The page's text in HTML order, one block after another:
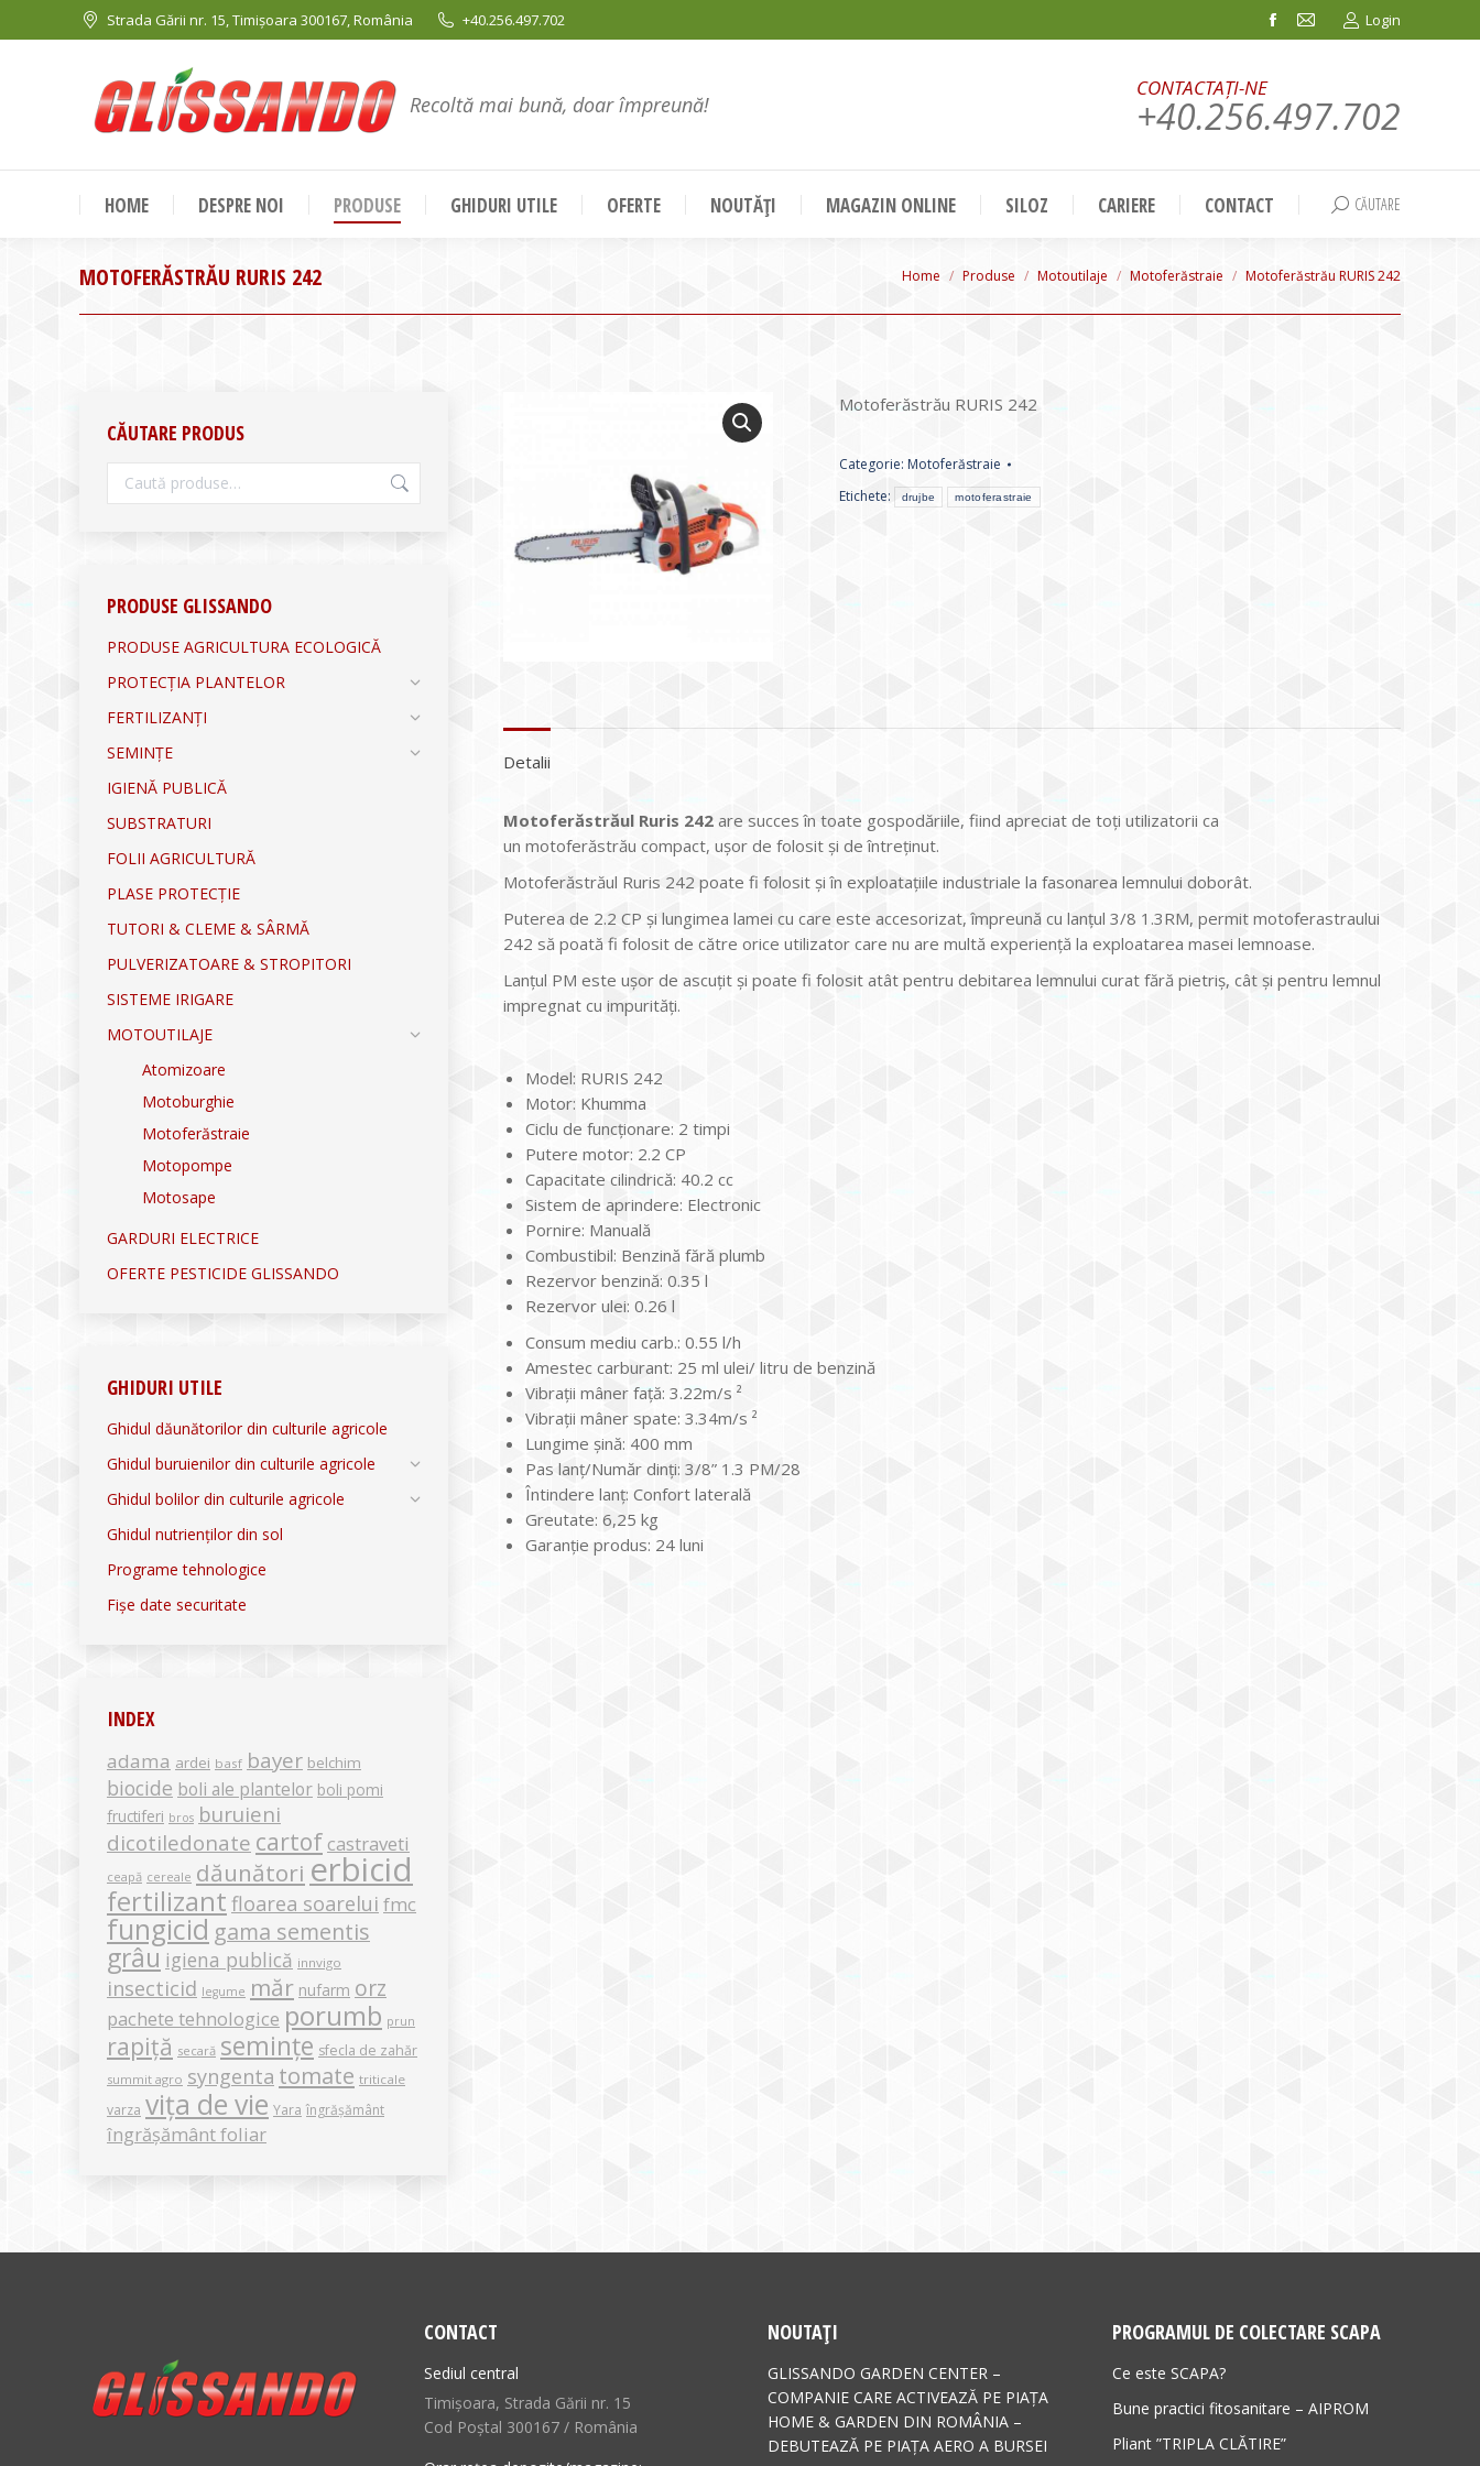
Strada Gării nr. 15, Timișoara 300167, România +40.256.497.702
Facebook
in
window
Mail
in
window
Login
Recoltă mai bună, doar împreună!
CONTACTAȚI-NE
+40.256.497.702
HOME DESPRE NOI PRODUSE GHIDURI UTILE OFERTE NOUTĂȚI MAGAZIN ONLINE SILOZ CARIERE CONTACT Search:
CĂUTARE
MOTOFERĂSTRĂU RURIS 242 You are here:
Home Produse Motoutilaje Motoferăstraie Motoferăstrău RURIS 242
Motoferăstrău RURIS 242
Categorie: Motoferăstraie
Etichete:
drujbe motoferastraie
Detalii
Motoferăstrăul Ruris 242 are succes în toate gospodăriile, fiind apreciat de toţi utilizatorii ca
un motoferăstrău compact, uşor de folosit şi de întreţinut.
Motoferăstrăul Ruris 242 poate fi folosit şi în exploataţiile industriale la fasonarea lemnului doborât.
Puterea de 2.2 CP şi lungimea lamei cu care este accesorizat, împreună cu lanţul 3/8 1.3RM, permit motoferastraului
242 să poată fi folosit de către orice utilizator care nu are multă experienţă la exploatarea masei lemnoase.
Lanţul PM este uşor de ascuţit şi poate fi folosit atât pentru debitarea lemnului curat fără pietriş, cât şi pentru lemnul
impregnat cu impurităţi.
Model: RURIS 242
Motor: Khumma
Ciclu de funcţionare: 2 timpi
Putere motor: 2.2 CP
Capacitate cilindrică: 40.2 cc
Sistem de aprindere: Electronic
Pornire: Manuală
Combustibil: Benzină fără plumb
Rezervor benzină: 0.35 l
Rezervor ulei: 0.26 l
Consum mediu carb.: 0.55 l/h
Amestec carburant: 25 ml ulei/ litru de benzină
Vibraţii mâner faţă: 3.22m/s ²
Vibraţii mâner spate: 3.34m/s ²
Lungime şină: 400 mm
Pas lanţ/Număr dinţi: 3/8” 1.3 PM/28
Întindere lanţ: Confort laterală
Greutate: 6,25 kg
Garanţie produs: 24 luni
CĂUTARE PRODUS
PRODUSE GLISSANDO
PRODUSE AGRICULTURA ECOLOGICĂ
PROTECȚIA PLANTELOR
FERTILIZANȚI
SEMINȚE
IGIENĂ PUBLICĂ
SUBSTRATURI
FOLII AGRICULTURĂ
PLASE PROTECȚIE
TUTORI & CLEME & SÂRMĂ
PULVERIZATOARE & STROPITORI
SISTEME IRIGARE
MOTOUTILAJE
Atomizoare
Motoburghie
Motoferăstraie
Motopompe
Motosape
GARDURI ELECTRICE
OFERTE PESTICIDE GLISSANDO
GHIDURI UTILE
Ghidul dăunătorilor din culturile agricole
Ghidul buruienilor din culturile agricole
Ghidul bolilor din culturile agricole
Ghidul nutrienților din sol
Programe tehnologice
Fișe date securitate
INDEX
adama ardei basf bayer belchim
biocide boli ale plantelor boli pomi
fructiferi bros buruieni
dicotiledonate cartof castraveti
ceapă cereale dăunători erbicid
fertilizant floarea soarelui fmc
fungicid gama sementis
grâu igiena publică innvigo
insecticid legume măr nufarm orz
pachete tehnologice porumb prun
rapiță secară semințe sfecla de zahăr
summit agro syngenta tomate triticale
varza vița de vie Yara îngrășământ
îngrășământ foliar
CONTACT
Sediul central
Timișoara, Strada Gării nr. 15
Cod Poștal 300167 / România
NOUTAȚI
GLISSANDO GARDEN CENTER –
COMPANIE CARE ACTIVEAZĂ PE PIAȚA
HOME & GARDEN DIN ROMÂNIA –
DEBUTEAZĂ PE PIAȚA AERO A BURSEI
PROGRAMUL DE COLECTARE SCAPA
Ce este SCAPA?
Bune practici fitosanitare – AIPROM
Pliant ”TRIPLA CLĂTIRE”